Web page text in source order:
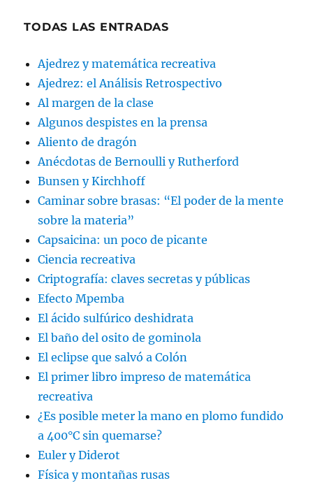
TODAS LAS ENTRADAS
Ajedrez y matemática recreativa
Ajedrez: el Análisis Retrospectivo
Al margen de la clase
Algunos despistes en la prensa
Aliento de dragón
Anécdotas de Bernoulli y Rutherford
Bunsen y Kirchhoff
Caminar sobre brasas: “El poder de la mente
sobre la materia”
Capsaicina: un poco de picante
Ciencia recreativa
Criptografía: claves secretas y públicas
Efecto Mpemba
El ácido sulfúrico deshidrata
El baño del osito de gominola
El eclipse que salvó a Colón
El primer libro impreso de matemática
recreativa
¿Es posible meter la mano en plomo fundido
a 400°C sin quemarse?
Euler y Diderot
Física y montañas rusas